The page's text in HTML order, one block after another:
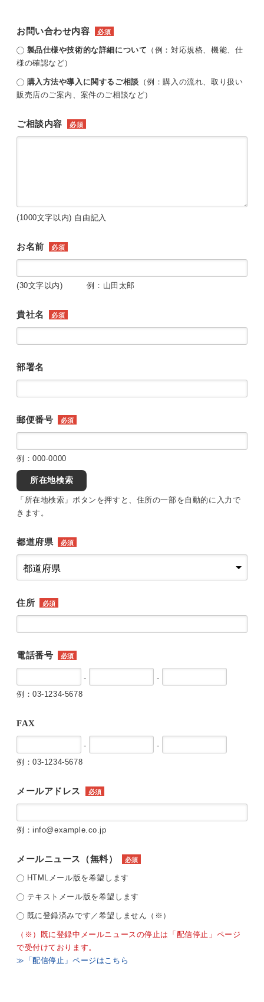
お問い合わせ内容 必須
製品仕様や技術的な詳細について （例：対応規格、機能、仕
様の確認など）
購入方法や導入に関するご相談 （例：購入の流れ、取り扱い
販売店のご案内、案件のご相談など）
ご相談内容 必須
(1000文字以内) 自由記入
お名前 必須
(30文字以内) 例：山田太郎
貴社名 必須
部署名
郵便番号 必須
例：000-0000
所在地検索
「所在地検索」ボタンを押すと、住所の一部を自動的に入力で
きます。
都道府県 必須
住所 必須
電話番号 必須
-
-
例：03-1234-5678
FAX
-
-
例：03-1234-5678
メールアドレス 必須
例：info@example.co.jp
メールニュース（無料） 必須
HTMLメール版を希望します
テキストメール版を希望します
既に登録済みです／希望しません（※）
（※）既に登録中メールニュースの停止は「配信停止」ページ
で受付けております。
≫「配信停止」ページはこちら